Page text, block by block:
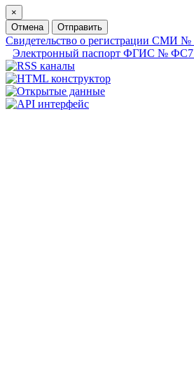
×
Отмена
Отправить
Свидетельство о регистрации СМИ
Электронный паспорт ФГИС №